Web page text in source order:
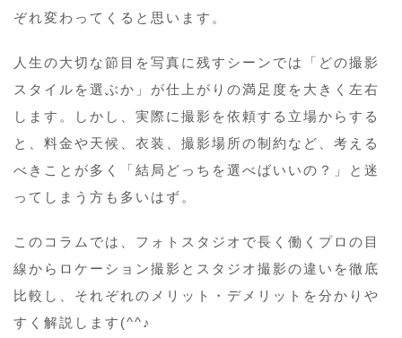
ぞれ変わってくると思います。
人生の大切な節目を写真に残すシーンでは「どの撮影
スタイルを選ぶか」が仕上がりの満足度を大きく左右
します。しかし、実際に撮影を依頼する立場からする
と、料金や天候、衣装、撮影場所の制約など、考える
べきことが多く「結局どっちを選べばいいの？」と迷
ってしまう方も多いはず。
このコラムでは、フォトスタジオで長く働くプロの目
線からロケーション撮影とスタジオ撮影の違いを徹底
比較し、それぞれのメリット・デメリットを分かりや
すく解説します(^^♪